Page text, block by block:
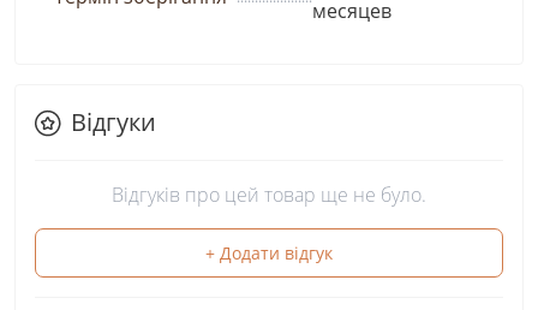
месяцев
Відгуки
Відгуків про цей товар ще не було.
+ Додати відгук